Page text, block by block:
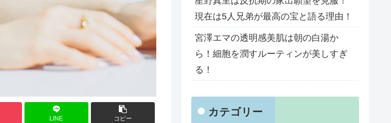
LINE コピー
現在は5人兄弟が最高の宝と語る理由！
宮澤エマの透明感美肌は朝の白湯か
ら！細胞を潤すルーティンが美しすぎ
る！
カテゴリー